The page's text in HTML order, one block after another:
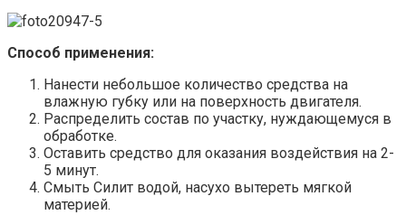
Способ применения:
Нанести небольшое количество средства на
влажную губку или на поверхность двигателя.
Распределить состав по участку, нуждающемуся в
обработке.
Оставить средство для оказания воздействия на 2-
5 минут.
Смыть Силит водой, насухо вытереть мягкой
материей.